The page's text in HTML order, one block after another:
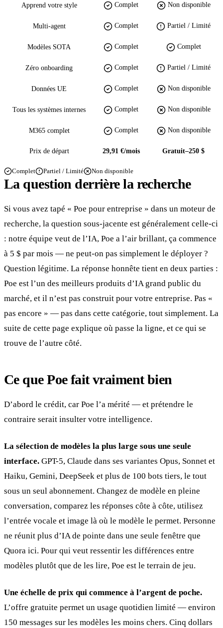
Apprend votre style Complet Non disponible
Multi-agent Complet Partiel / Limité
Modèles SOTA Complet Complet
Zéro onboarding Complet Partiel / Limité
Données UE Complet Non disponible
Tous les systèmes internes Complet Non disponible
M365 complet Complet Non disponible
Prix de départ 29,91 €/mois Gratuit–250 $
Complet Partiel / Limité Non disponible
La question derrière la recherche
Si vous avez tapé « Poe pour entreprise » dans un moteur de
recherche, la question sous-jacente est généralement celle-ci
: notre équipe veut de l’IA, Poe a l’air brillant, ça commence
à 5 $ par mois — ne peut-on pas simplement le déployer ?
Question légitime. La réponse honnête tient en deux parties :
Poe est l’un des meilleurs produits d’IA grand public du
marché, et il n’est pas construit pour votre entreprise. Pas «
pas encore » — pas dans cette catégorie, tout simplement. La
suite de cette page explique où passe la ligne, et ce qui se
trouve de l’autre côté.
Ce que Poe fait vraiment bien
D’abord le crédit, car Poe l’a mérité — et prétendre le
contraire serait insulter votre intelligence.
La sélection de modèles la plus large sous une seule
interface. GPT-5, Claude dans ses variantes Opus, Sonnet et
Haiku, Gemini, DeepSeek et plus de 100 bots tiers, le tout
sous un seul abonnement. Changez de modèle en pleine
conversation, comparez les réponses côte à côte, utilisez
l’entrée vocale et image là où le modèle le permet. Personne
ne réunit plus d’IA de pointe dans une seule fenêtre que
Quora ici. Pour qui veut ressentir les différences entre
modèles plutôt que de les lire, Poe est le terrain de jeu.
Une échelle de prix qui commence à l’argent de poche.
L’offre gratuite permet un usage quotidien limité — environ
150 messages sur les modèles les moins chers. Cinq dollars